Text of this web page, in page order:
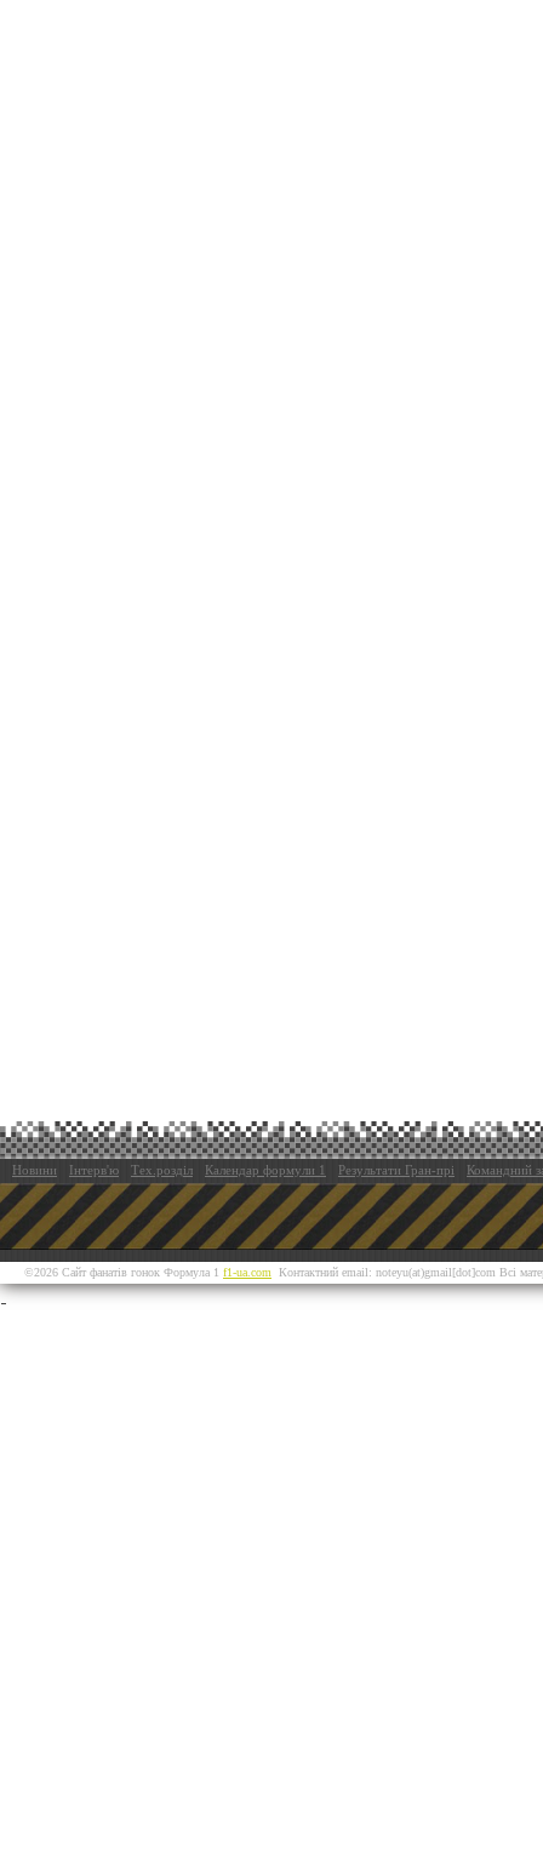
Новини Інтерв'ю Тех.розділ Календар формули 1 Результати Гран-прі Командний
©2026 Сайт фанатів гонок Формула 1 f1-ua.com Контактний email: noteyu(at)gmail[dot]com Всі